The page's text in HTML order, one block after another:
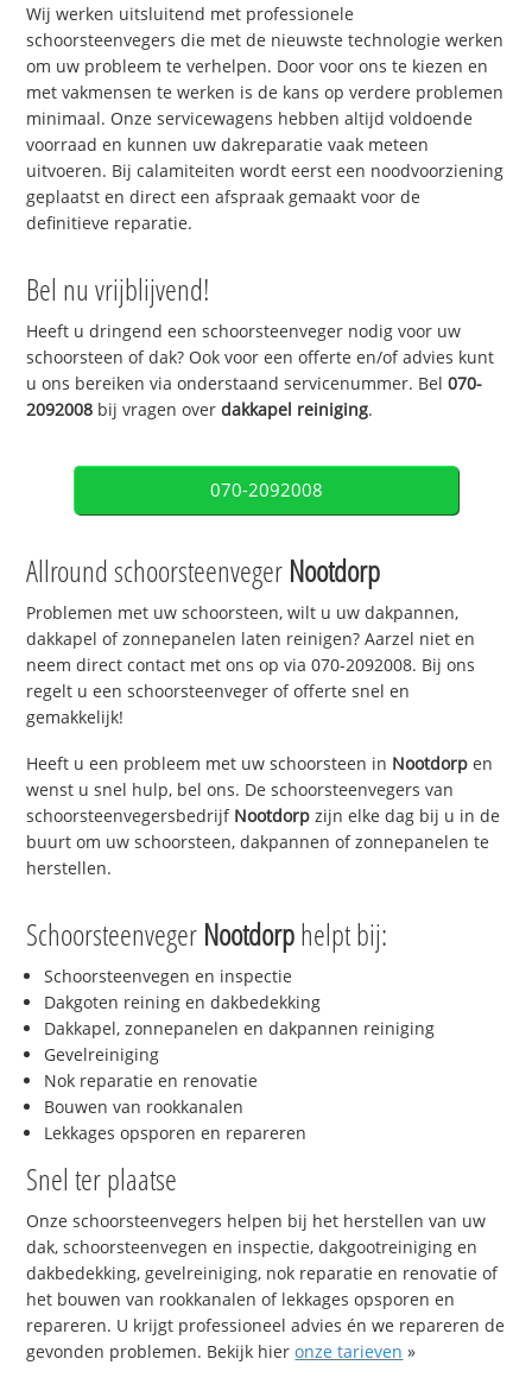
Wij werken uitsluitend met professionele
schoorsteenvegers die met de nieuwste technologie werken
om uw probleem te verhelpen. Door voor ons te kiezen en
met vakmensen te werken is de kans op verdere problemen
minimaal. Onze servicewagens hebben altijd voldoende
voorraad en kunnen uw dakreparatie vaak meteen
uitvoeren. Bij calamiteiten wordt eerst een noodvoorziening
geplaatst en direct een afspraak gemaakt voor de
definitieve reparatie.
Bel nu vrijblijvend!
Heeft u dringend een schoorsteenveger nodig voor uw
schoorsteen of dak? Ook voor een offerte en/of advies kunt
u ons bereiken via onderstaand servicenummer. Bel070-
2092008 bij vragen overdakkapel reiniging.
070-2092008
Allround schoorsteenveger Nootdorp
Problemen met uw schoorsteen, wilt u uw dakpannen,
dakkapel of zonnepanelen laten reinigen? Aarzel niet en
neem direct contact met ons op via 070-2092008. Bij ons
regelt u een schoorsteenveger of offerte snel en
gemakkelijk!
Heeft u een probleem met uw schoorsteen in Nootdorp en
wenst u snel hulp, bel ons. De schoorsteenvegers van
schoorsteenvegersbedrijf Nootdorp zijn elke dag bij u in de
buurt om uw schoorsteen, dakpannen of zonnepanelen te
herstellen.
Schoorsteenveger Nootdorphelpt bij:
Schoorsteenvegen en inspectie
Dakgoten reining en dakbedekking
Dakkapel, zonnepanelen en dakpannen reiniging
Gevelreiniging
Nok reparatie en renovatie
Bouwen van rookkanalen
Lekkages opsporen en repareren
Snel ter plaatse
Onze schoorsteenvegers helpen bij het herstellen van uw
dak, schoorsteenvegen en inspectie, dakgootreiniging en
dakbedekking, gevelreiniging, nok reparatie en renovatie of
het bouwen van rookkanalen of lekkages opsporen en
repareren. U krijgt professioneel advies én we repareren de
gevonden problemen. Bekijk hieronze tarieven »